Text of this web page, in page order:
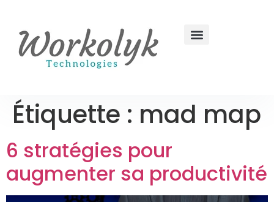
Étiquette : mad map
6 stratégies pour
augmenter sa productivité